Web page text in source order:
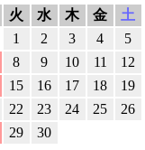
し
火 水 木 金
土
1
2 3 4
5
8 9 10 11
12
15 16 17 18
19
22 23 24 25
26
29 30